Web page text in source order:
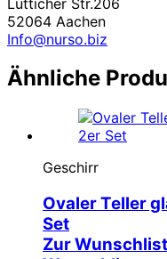
52064 Aachen
Info@nurso.biz
Ähnliche
Geschirr
Ovaler Teller
Set
Zur